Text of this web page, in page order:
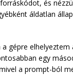
és
áldatlan
gépre elhelyeztem
egy
a prompt-ból